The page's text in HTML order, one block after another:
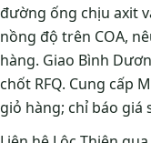
đường ống chịu axit
nồng độ trên COA,
hàng. Giao Bình
chốt RFQ. Cung cấp
giỏ hàng; chỉ báo giá